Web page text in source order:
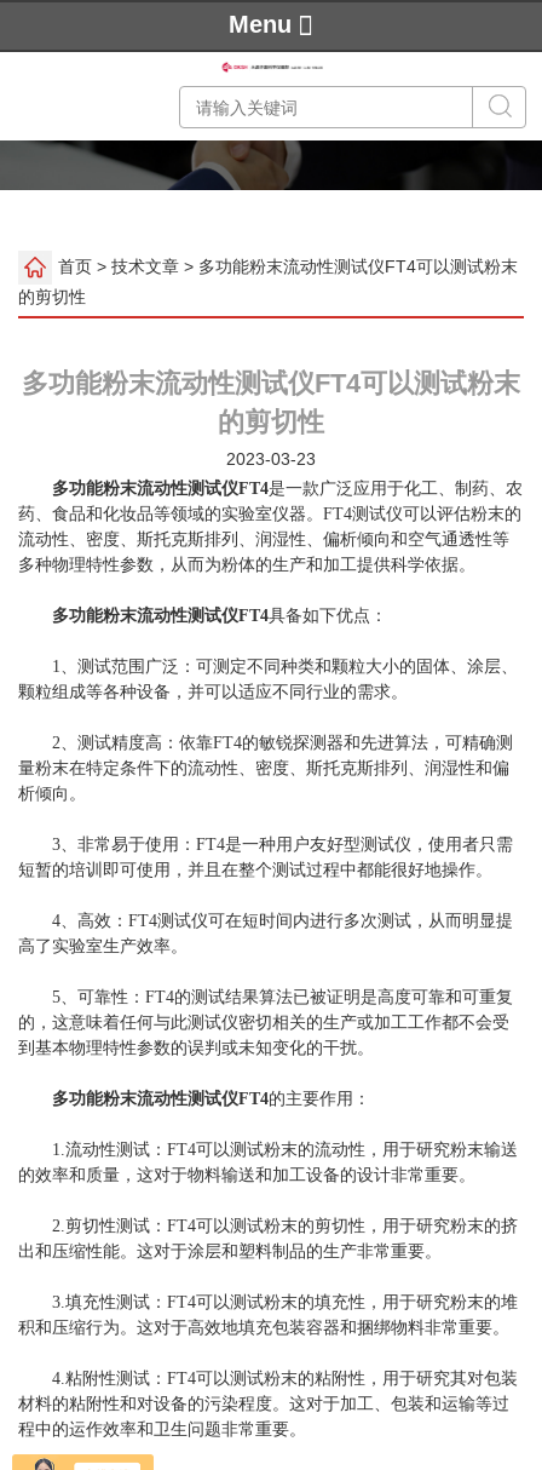
Menu
首页 > 技术文章 > 多功能粉末流动性测试仪FT4可以测试粉末
的剪切性
多功能粉末流动性测试仪FT4可以测试粉末
的剪切性
2023-03-23
多功能粉末流动性测试仪FT4是一款广泛应用于化工、制药、农
药、食品和化妆品等领域的实验室仪器。FT4测试仪可以评估粉末的
流动性、密度、斯托克斯排列、润湿性、偏析倾向和空气通透性等
多种物理特性参数，从而为粉体的生产和加工提供科学依据。
多功能粉末流动性测试仪FT4具备如下优点：
1、测试范围广泛：可测定不同种类和颗粒大小的固体、涂层、
颗粒组成等各种设备，并可以适应不同行业的需求。
2、测试精度高：依靠FT4的敏锐探测器和先进算法，可精确测
量粉末在特定条件下的流动性、密度、斯托克斯排列、润湿性和偏
析倾向。
3、非常易于使用：FT4是一种用户友好型测试仪，使用者只需
短暂的培训即可使用，并且在整个测试过程中都能很好地操作。
4、高效：FT4测试仪可在短时间内进行多次测试，从而明显提
高了实验室生产效率。
5、可靠性：FT4的测试结果算法已被证明是高度可靠和可重复
的，这意味着任何与此测试仪密切相关的生产或加工工作都不会受
到基本物理特性参数的误判或未知变化的干扰。
多功能粉末流动性测试仪FT4的主要作用：
1.流动性测试：FT4可以测试粉末的流动性，用于研究粉末输送
的效率和质量，这对于物料输送和加工设备的设计非常重要。
2.剪切性测试：FT4可以测试粉末的剪切性，用于研究粉末的挤
出和压缩性能。这对于涂层和塑料制品的生产非常重要。
3.填充性测试：FT4可以测试粉末的填充性，用于研究粉末的堆
积和压缩行为。这对于高效地填充包装容器和捆绑物料非常重要。
4.粘附性测试：FT4可以测试粉末的粘附性，用于研究其对包装
材料的粘附性和对设备的污染程度。这对于加工、包装和运输等过
程中的运作效率和卫生问题非常重要。